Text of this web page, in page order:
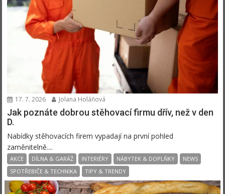
17. 7. 2026 Jolana Holáňová
Jak poznáte dobrou stěhovací firmu dřív, než v den
D.
Nabídky stěhovacích firem vypadají na první pohled
zaměnitelně....
AKCE DÍLNA & GARÁŽ INTERIÉRY NÁBYTEK & DOPLŇKY
NEWS
SPOTŘEBIČE & TECHNIKA
TIPY & TRENDY